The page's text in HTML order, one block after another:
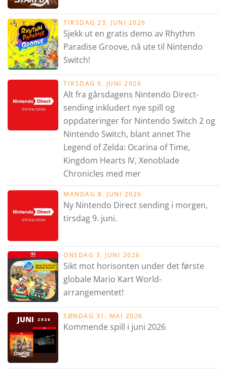
TIRSDAG 23. JUNI 2026
Sjekk ut en gratis demo av Rhythm
Paradise Groove, nå ute til Nintendo
Switch!
TIRSDAG 9. JUNI 2026
Alt fra gårsdagens Nintendo Direct-
sending inkludert nye spill og
oppdateringer for Nintendo Switch 2 og
Nintendo Switch, blant annet The
Legend of Zelda: Ocarina of Time,
Kingdom Hearts IV, Xenoblade
Chronicles med mer
MANDAG 8. JUNI 2026
Ny Nintendo Direct sending i morgen,
tirsdag 9. juni.
ONSDAG 3. JUNI 2026
Sikt mot horisonten under det første
globale Mario Kart World-
arrangementet!
SØNDAG 31. MAI 2026
Kommende spill i juni 2026